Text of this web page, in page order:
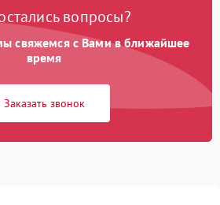
вопросы?
свяжемся с Вами в ближайшее
время
Заказать звонок